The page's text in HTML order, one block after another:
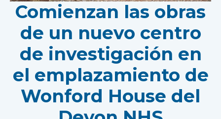
Comienzan las obras
de un nuevo centro
de investigación en
el emplazamiento de
Wonford House del